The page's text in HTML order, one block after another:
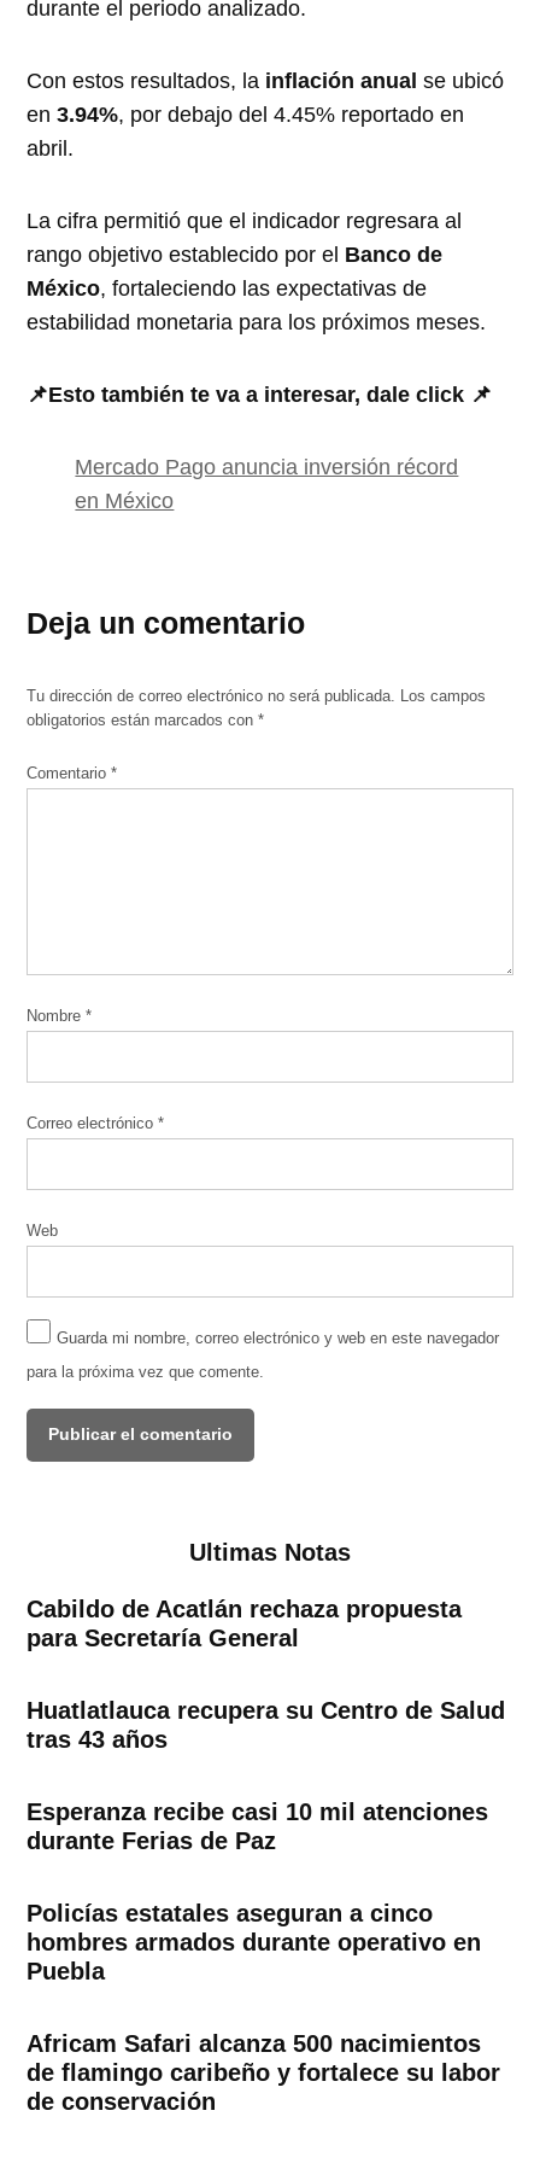
durante el periodo analizado.
Con estos resultados, la inflación anual se ubicó
en3.94%, por debajo del 4.45% reportado en
abril.
La cifra permitió que el indicador regresara al
rango objetivo establecido por el Banco de
México, fortaleciendo las expectativas de
estabilidad monetaria para los próximos meses.
📌Esto también te va a interesar, dale click 📌
Mercado Pago anuncia inversión récord
en México
Deja un comentario
Tu dirección de correo electrónico no será publicada. Los campos
obligatorios están marcados con*
Comentario*
Nombre*
Correo electrónico*
Web
Guarda mi nombre, correo electrónico y web en este navegador
para la próxima vez que comente.
Ultimas Notas
Cabildo de Acatlán rechaza propuesta
para Secretaría General
Huatlatlauca recupera su Centro de Salud
tras 43 años
Esperanza recibe casi 10 mil atenciones
durante Ferias de Paz
Policías estatales aseguran a cinco
hombres armados durante operativo en
Puebla
Africam Safari alcanza 500 nacimientos
de flamingo caribeño y fortalece su labor
de conservación